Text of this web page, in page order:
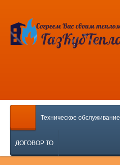
Техническое обслуживание
ДОГОВОР ТО